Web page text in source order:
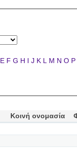
E F G H I J K L M N O P
Κοινή ονομασία